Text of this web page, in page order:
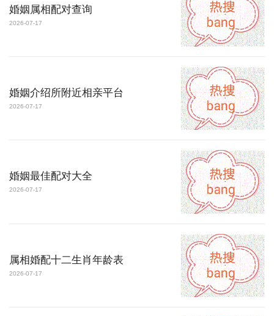
婚姻属相配对查询
2026-07-17
婚姻介绍所附近相亲平台
2026-07-17
婚姻最佳配对大全
2026-07-17
属相婚配十二生肖年龄表
2026-07-17